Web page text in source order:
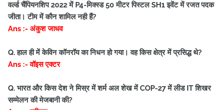
वर्ल्ड चैंपियनशिप 2022 में P4-मिक्स्ड 50 मीटर पिस्टल SH1 इवेंट में रजत पदक
जीता। टीम में कौन शामिल नही हैं?
Ans :- अंकुश जाधव
Q. हाल ही में केविन कॉनरॉय का निधन हो गया। वह किस क्षेत्र में प्रसिद्ध थे?
Ans :- वॉइस एक्टर
Q. भारत और किस देश ने मिस्र में शर्म अल शेख में COP-27 में लीड IT शिखर
सम्मेलन की मेजबानी की?